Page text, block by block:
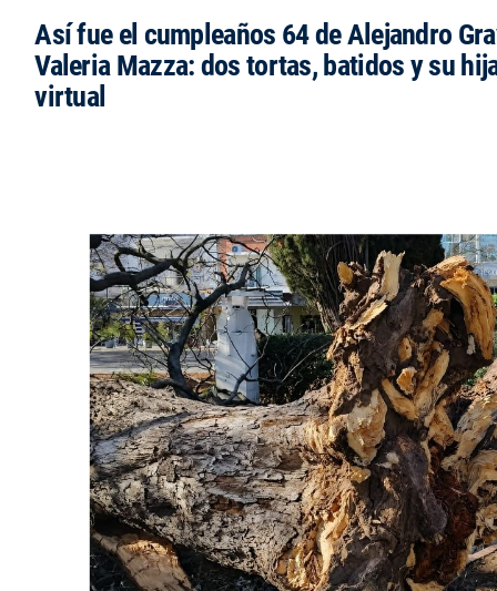
Así fue el cumpleaños 64 de Alejandro
Valeria Mazza: dos tortas, batidos y su
virtual